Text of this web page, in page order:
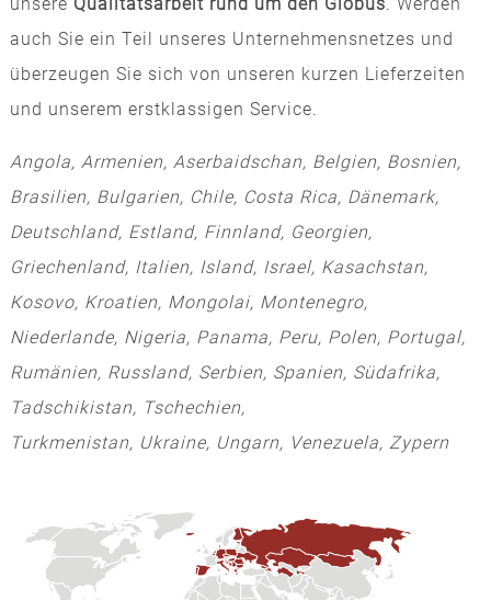
auch Sie ein Teil unseres Unternehmensnetzes und
überzeugen Sie sich von unseren kurzen Lieferzeiten
und unserem erstklassigen Service.
Angola, Armenien, Aserbaidschan, Belgien, Bosnien,
Brasilien, Bulgarien, Chile, Costa Rica, Dänemark,
Deutschland, Estland, Finnland, Georgien,
Griechenland, Italien, Island, Israel, Kasachstan,
Kosovo, Kroatien, Mongolai, Montenegro,
Niederlande, Nigeria, Panama, Peru, Polen, Portugal,
Rumänien, Russland, Serbien, Spanien, Südafrika,
Tadschikistan, Tschechien,
Turkmenistan, Ukraine, Ungarn, Venezuela, Zypern